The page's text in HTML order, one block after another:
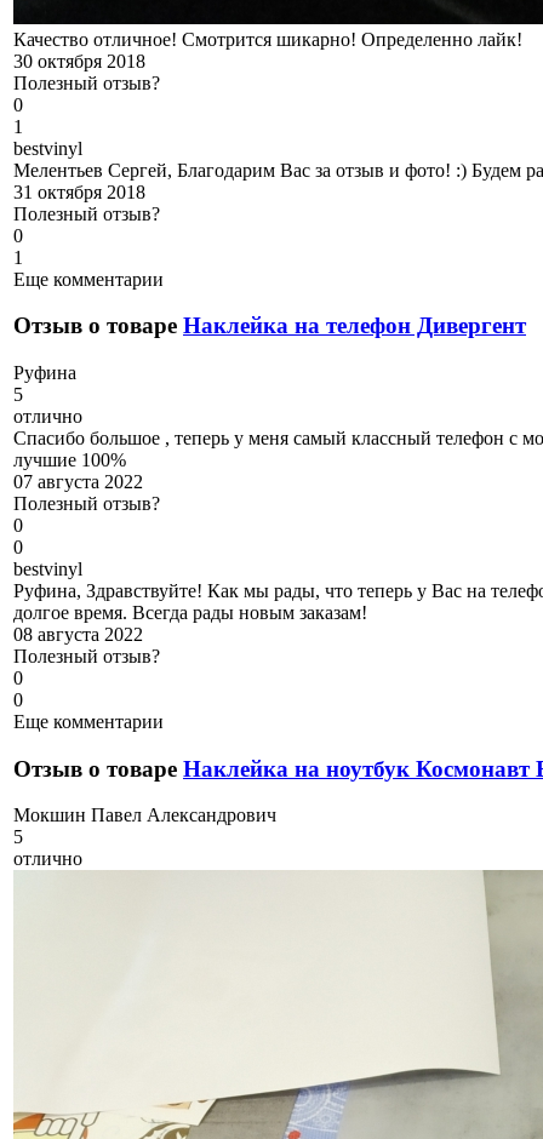
Качество отличное! Смотрится шикарно! Определенно лайк!
30 октября 2018
Полезный отзыв?
0
1
bestvinyl
Мелентьев Сергей, Благодарим Вас за отзыв и фото! :) Будем
31 октября 2018
Полезный отзыв?
0
1
Еще комментарии
Отзыв о товаре Наклейка на телефон Дивергент
Руфина
5
отлично
Спасибо большое , теперь у меня самый классный телефон с
лучшие 100%
07 августа 2022
Полезный отзыв?
0
0
bestvinyl
Руфина, Здравствуйте! Как мы рады, что теперь у Вас на
долгое время. Всегда рады новым заказам!
08 августа 2022
Полезный отзыв?
0
0
Еще комментарии
Отзыв о товаре Наклейка на ноутбук Космонавт
Мокшин Павел Александрович
5
отлично